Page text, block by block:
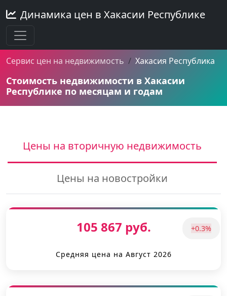
Динамика цен в Хакасии Республике
Сервис цен на недвижимость Хакасия Республика
Стоимость недвижимости в Хакасии
Республике по месяцам и годам
Цены на вторичную недвижимость
Цены на новостройки
105 867 руб. +0.3%
Средняя цена на Август 2026